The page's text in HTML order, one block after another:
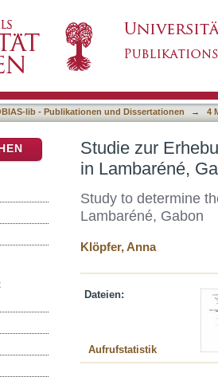
lib - Publikationen und Dissertationen → 4
Studie zur
in Lambaréné,
Study to determine
Lambaréné, Gabon
Klöpfer, Anna
Dateien:
Aufrufstatistik